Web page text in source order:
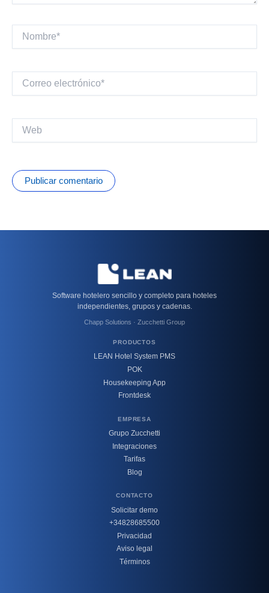
electrónico*
Software hotelero sencillo y completo para hoteles
independientes, grupos y cadenas.
Chapp Solutions · Zucchetti Group
PRODUCTOS
LEAN Hotel System PMS
POK
Housekeeping App
Frontdesk
EMPRESA
Grupo Zucchetti
Integraciones
Tarifas
Blog
CONTACTO
Solicitar demo
+34828685500
Privacidad
Aviso legal
Términos